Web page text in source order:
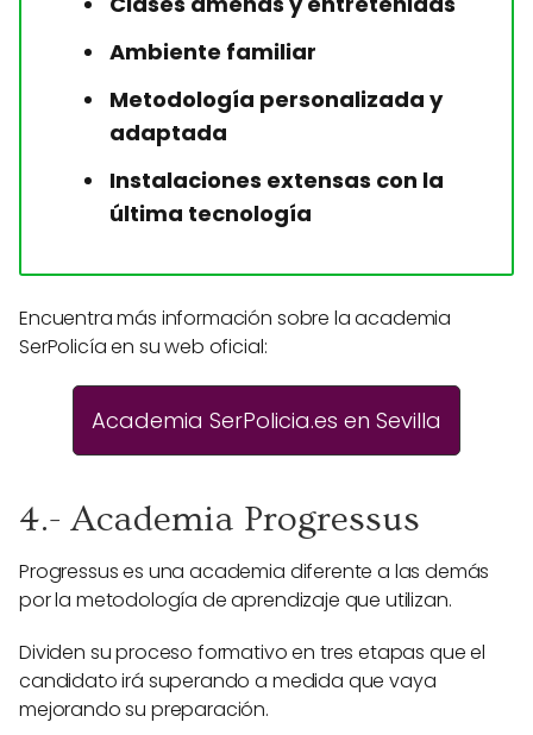
Ambiente familiar
Metodología personalizada y
adaptada
Instalaciones extensas con la
última tecnología
Encuentra más información sobre la academia
SerPolicía en su web oficial:
Academia SerPolicia.es en Sevilla
4.- Academia Progressus
Progressus es una academia diferente a las demás
por la metodología de aprendizaje que utilizan.
Dividen su proceso formativo en tres etapas que el
candidato irá superando a medida que vaya
mejorando su preparación.